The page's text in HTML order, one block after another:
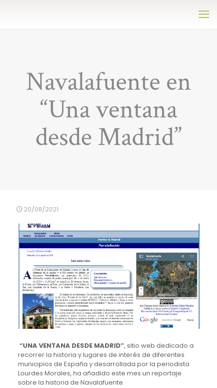
Navalafuente en
“Una ventana
desde Madrid”
20/08/2021
“UNA VENTANA DESDE MADRID”, sitio web dedicado a
recorrer la historia y lugares de interés de diferentes
municipios de España y desarrollada por la periodista
Lourdes Morales, ha añadido este mes un reportaje
sobre la historia de Navalafuente.